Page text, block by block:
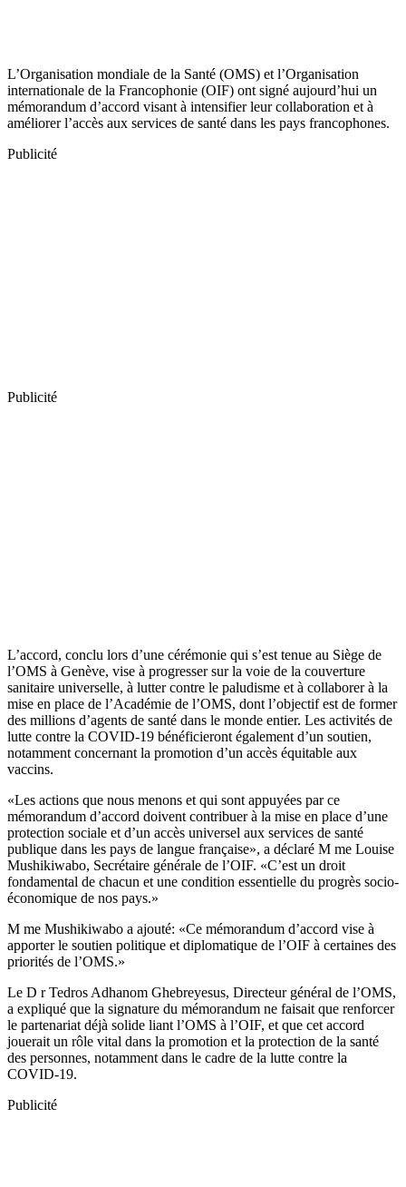
L’Organisation mondiale de la Santé (OMS) et l’Organisation
internationale de la Francophonie (OIF) ont signé aujourd’hui un
mémorandum d’accord visant à intensifier leur collaboration et à
améliorer l’accès aux services de santé dans les pays francophones.
Publicité
Publicité
L’accord, conclu lors d’une cérémonie qui s’est tenue au Siège de
l’OMS à Genève, vise à progresser sur la voie de la couverture
sanitaire universelle, à lutter contre le paludisme et à collaborer à la
mise en place de l’Académie de l’OMS, dont l’objectif est de former
des millions d’agents de santé dans le monde entier. Les activités de
lutte contre la COVID-19 bénéficieront également d’un soutien,
notamment concernant la promotion d’un accès équitable aux
vaccins.
«Les actions que nous menons et qui sont appuyées par ce
mémorandum d’accord doivent contribuer à la mise en place d’une
protection sociale et d’un accès universel aux services de santé
publique dans les pays de langue française», a déclaré M me Louise
Mushikiwabo, Secrétaire générale de l’OIF. «C’est un droit
fondamental de chacun et une condition essentielle du progrès socio-
économique de nos pays.»
M me Mushikiwabo a ajouté: «Ce mémorandum d’accord vise à
apporter le soutien politique et diplomatique de l’OIF à certaines des
priorités de l’OMS.»
Le D r Tedros Adhanom Ghebreyesus, Directeur général de l’OMS,
a expliqué que la signature du mémorandum ne faisait que renforcer
le partenariat déjà solide liant l’OMS à l’OIF, et que cet accord
jouerait un rôle vital dans la promotion et la protection de la santé
des personnes, notamment dans le cadre de la lutte contre la
COVID-19.
Publicité